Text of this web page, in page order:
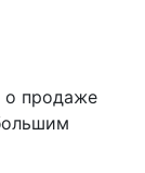
о продаже